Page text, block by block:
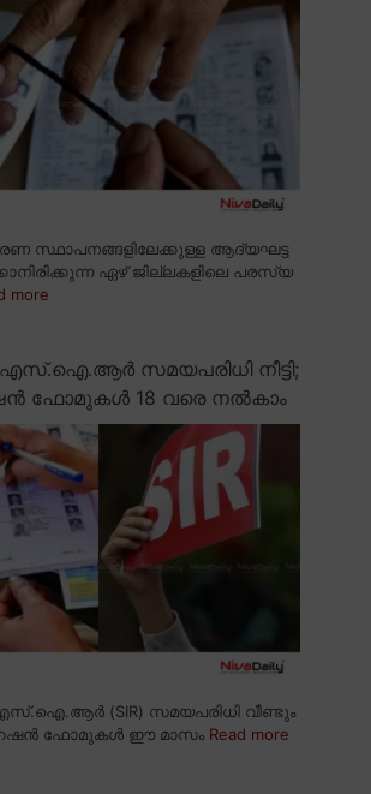
സ്ഥാപനങ്ങളിലേക്കുള്ള ആദ്യഘട്ട
ഏഴ് ജില്ലകളിലെ പരസ്യ
more
സമയപരിധി നീട്ടി;
ഫോമുകൾ 18 വരെ നൽകാം
(SIR) സമയപരിധി വീണ്ടും
ഫോമുകൾ ഈ മാസം Read more